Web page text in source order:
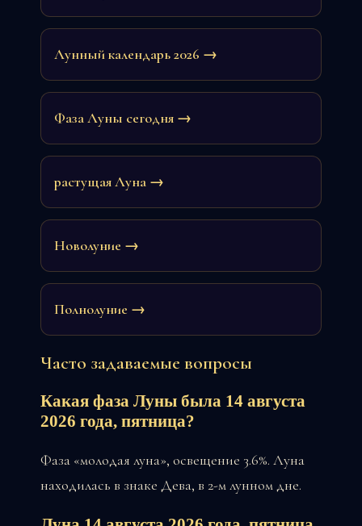
Лунный календарь 2026 →
Фаза Луны сегодня →
растущая Луна →
Новолуние →
Полнолуние →
Часто задаваемые вопросы
Какая фаза Луны была 14 августа
2026 года, пятница?
Фаза «молодая луна», освещение 3.6%. Луна
находилась в знаке Дева, в 2-м лунном дне.